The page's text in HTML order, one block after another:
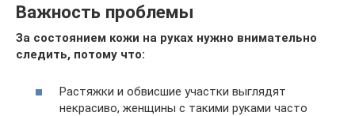
Важность проблемы
За состоянием кожи на руках нужно внимательно
следить, потому что:
Растяжки и обвисшие участки выглядят
некрасиво, женщины с такими руками часто